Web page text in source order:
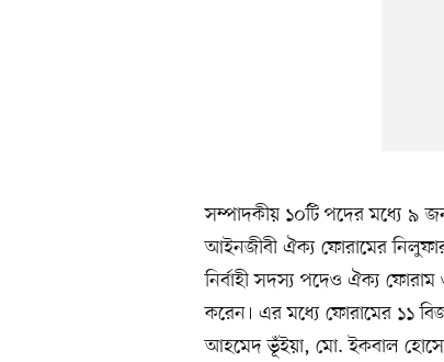
সম্পাদকীয় ১০টি পদের মধ্যে ৯ জন
আইনজীবী ঐক্য ফোরামের নিলুফার
নির্বাহী সদস্য পদেও ঐক্য ফোরাম
করেন। এর মধ্যে ফোরামের ১১
আহমেদ ভূঁইয়া, মো. ইকবাল